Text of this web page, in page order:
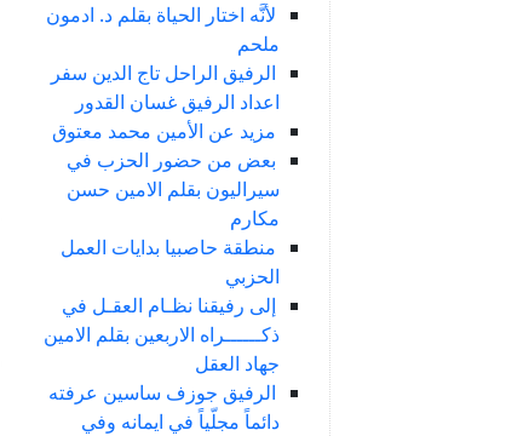
لأنَّه اختار الحياة بقلم د. ادمون
ملحم
الرفيق الراحل تاج الدين سفر
اعداد الرفيق غسان القدور
مزيد عن الأمين محمد معتوق
بعض من حضور الحزب في
سيراليون بقلم الامين حسن
مكارم
منطقة حاصبيا بدايات العمل
الحزبي
إلى رفيقنا نظـام العقـل في
ذكــــــراه الاربعين بقلم الامين
جهاد العقل
الرفيق جوزف ساسين عرفته
دائماً مجلّياً في ايمانه وفي